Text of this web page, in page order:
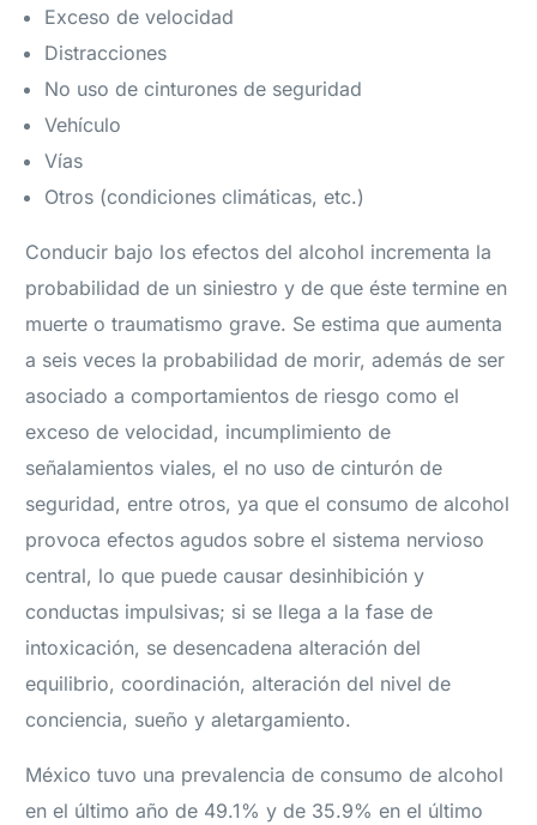
Exceso de velocidad
Distracciones
No uso de cinturones de seguridad
Vehículo
Vías
Otros (condiciones climáticas, etc.)
Conducir bajo los efectos del alcohol incrementa la
probabilidad de un siniestro y de que éste termine en
muerte o traumatismo grave. Se estima que aumenta
a seis veces la probabilidad de morir, además de ser
asociado a comportamientos de riesgo como el
exceso de velocidad, incumplimiento de
señalamientos viales, el no uso de cinturón de
seguridad, entre otros, ya que el consumo de alcohol
provoca efectos agudos sobre el sistema nervioso
central, lo que puede causar desinhibición y
conductas impulsivas; si se llega a la fase de
intoxicación, se desencadena alteración del
equilibrio, coordinación, alteración del nivel de
conciencia, sueño y aletargamiento.
México tuvo una prevalencia de consumo de alcohol
en el último año de 49.1% y de 35.9% en el último